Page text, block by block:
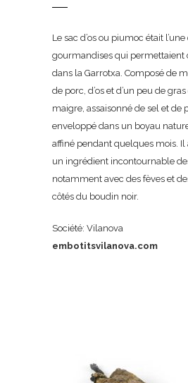
Le sac d’os ou piumoc était l’une
gourmandises qui permettaient
dans la Garrotxa. Composé de
de porc, d’os et d’un peu de
maigre, assaisonné de sel et de
enveloppé dans un boyau
affiné pendant quelques mois.
un ingrédient incontournable
notamment avec des fèves et
côtés du boudin noir.
Société: Vilanova
embotitsvilanova.com